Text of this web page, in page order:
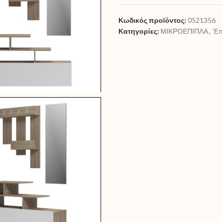
Κωδικός προϊόντος: 0521356
Κατηγορίες: ΜΙΚΡΟΕΠΙΠΛΑ,